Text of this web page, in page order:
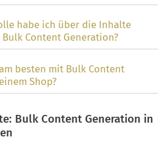
habe ich über die Inhalte
Content Generation?
besten mit Bulk Content
Shop?
Bulk Content Generation in